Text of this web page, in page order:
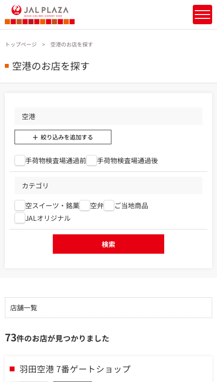
トップページ 空港のお店を探す
空港のお店を探す
空港
絞り込みを追加する
手荷物検査場通過前 手荷物検査場通過後
カテゴリ
空スイーツ・銘菓 空弁
ご当地商品
JALオリジナル
検索
店舗一覧
73件のお店が見つかりました
羽田空港 7番ゲートショップ